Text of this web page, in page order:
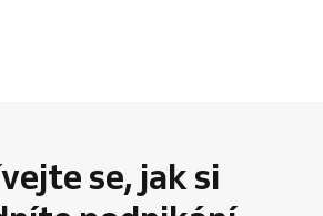
se, jak si